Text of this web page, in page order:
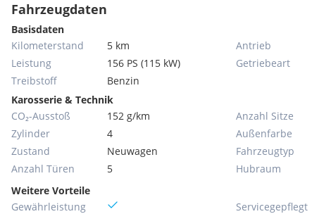
Fahrzeugdaten
Basisdaten
Kilometerstand
5 km
Leistung
156 PS (115 kW)
Treibstoff
Benzin
Antrieb
Getriebeart
Karosserie & Technik
CO₂-Ausstoß
152 g/km
Zylinder
4
Zustand
Neuwagen
Anzahl Türen
5
Anzahl Sitze
Außenfarbe
Fahrzeugtyp
Hubraum
Weitere Vorteile
Gewährleistung
Servicegepflegt